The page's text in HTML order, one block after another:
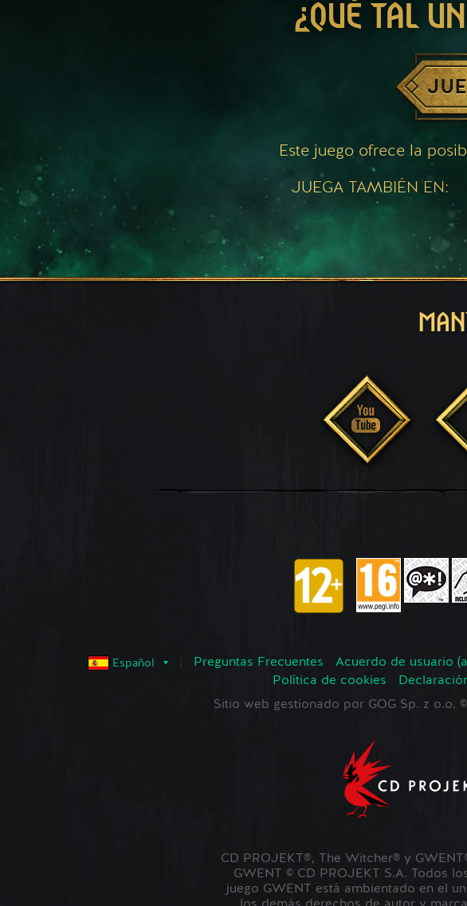
¿QUÉ TAL
Este juego ofrece la
JUEGA TAMBIÉN EN:
Español Preguntas Frecuentes Acuerdo de usuario
Política de cookies
Sitio web gestionado por GOG Sp. z o.o. ©
CD PROJEKT®, The Witcher® y
GWENT © CD PROJEKT S.A. Todos
juego GWENT está ambientado en el